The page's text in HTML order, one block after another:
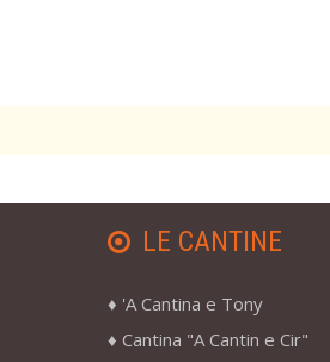
LE CANTINE
'A Cantina e Tony
Cantina "A Cantin e Cir"